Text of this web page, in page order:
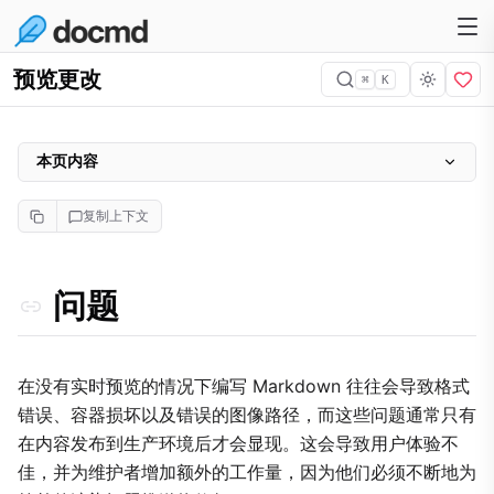
预览更改 ⌘ K
复制上下文
问题
在没有实时预览的情况下编写 Markdown 往往会导致格式
错误、容器损坏以及错误的图像路径，而这些问题通常只有
在内容发布到生产环境后才会显现。这会导致用户体验不
佳，并为维护者增加额外的工作量，因为他们必须不断地为
本页内容
问题
为什么重要
实施
2. 基于云的预览环境
3. 利用 Threads 进行协作审查
权衡